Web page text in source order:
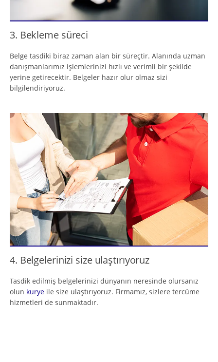
3. Bekleme süreci
Belge tasdiki biraz zaman alan bir süreçtir. Alanında uzman
danışmanlarımız işlemlerinizi hızlı ve verimli bir şekilde
yerine getirecektir. Belgeler hazır olur olmaz sizi
bilgilendiriyoruz.
4. Belgelerinizi size ulaştırıyoruz
Tasdik edilmiş belgelerinizi dünyanın neresinde olursanız
olun kurye ile size ulaştırıyoruz. Firmamız, sizlere tercüme
hizmetleri de sunmaktadır.